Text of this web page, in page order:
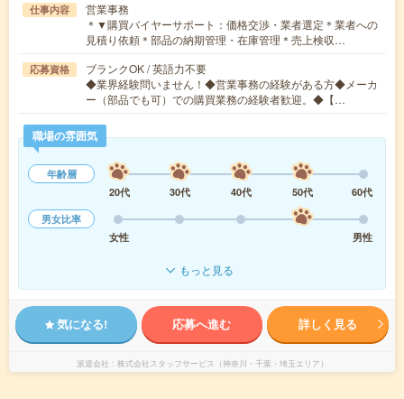
仕事内容
営業事務
＊▼購買バイヤーサポート：価格交渉・業者選定＊業者への
見積り依頼＊部品の納期管理・在庫管理＊売上検収…
応募資格
ブランクOK / 英語力不要
◆業界経験問いません！◆営業事務の経験がある方◆メーカ
ー（部品でも可）での購買業務の経験者歓迎。◆【…
職場の雰囲気
年齢層
20代
30代 40代 50代
60代
男女比率
女性
男性
もっと見る
気になる! 応募へ進む 詳しく見る
派遣会社 株式会社スタッフサービス（神奈川・千葉・埼玉エリア）